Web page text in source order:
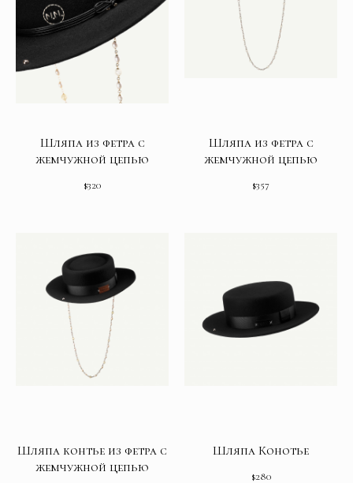
Шляпа из фетра с
жемчужной цепью
$320
Шляпа из фетра с
жемчужной цепью
$357
Шляпа контье из фетра с
жемчужной цепью
Шляпа Конотье
$280